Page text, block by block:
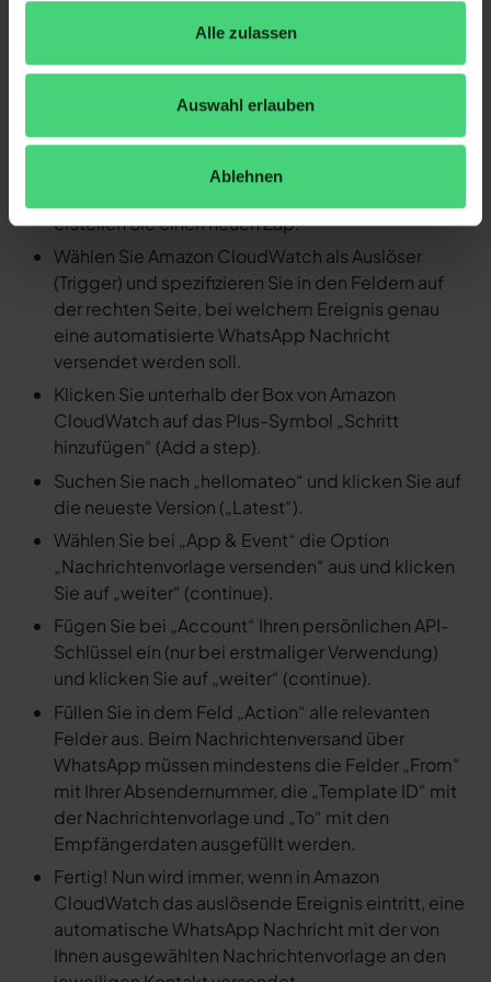
Alle zulassen
Auswahl erlauben
Ablehnen
Arbeitsaufwand.
Ereignis in Amazon CloudWatch
eine automatisierte WhatsApp
Nachricht versenden
erstellen Sie einen neuen Zap.
Wählen Sie Amazon CloudWatch als Auslöser
(Trigger) und spezifizieren Sie in den Feldern auf
der rechten Seite, bei welchem Ereignis genau
eine automatisierte WhatsApp Nachricht
versendet werden soll.
Klicken Sie unterhalb der Box von Amazon
CloudWatch auf das Plus-Symbol „Schritt
hinzufügen“ (Add a step).
Suchen Sie nach „hellomateo“ und klicken Sie auf
die neueste Version („Latest“).
Wählen Sie bei „App & Event“ die Option
„Nachrichtenvorlage versenden“ aus und klicken
Sie auf „weiter“ (continue).
Fügen Sie bei „Account“ Ihren persönlichen API-
Schlüssel ein (nur bei erstmaliger Verwendung)
und klicken Sie auf „weiter“ (continue).
Füllen Sie in dem Feld „Action“ alle relevanten
Felder aus. Beim Nachrichtenversand über
WhatsApp müssen mindestens die Felder „From“
mit Ihrer Absendernummer, die „Template ID“ mit
der Nachrichtenvorlage und „To“ mit den
Empfängerdaten ausgefüllt werden.
Fertig! Nun wird immer, wenn in Amazon
CloudWatch das auslösende Ereignis eintritt, eine
automatische WhatsApp Nachricht mit der von
Ihnen ausgewählten Nachrichtenvorlage an den